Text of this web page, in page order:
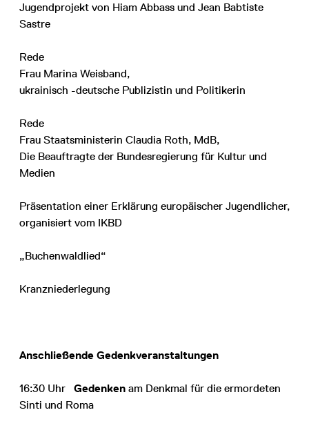
Jugendprojekt von Hiam Abbass und Jean Babtiste
Sastre
Rede
Frau Marina Weisband,
ukrainisch -deutsche Publizistin und Politikerin
Rede
Frau Staatsministerin Claudia Roth, MdB,
Die Beauftragte der Bundesregierung für Kultur und
Medien
Präsentation einer Erklärung europäischer Jugendlicher,
organisiert vom IKBD
„Buchenwaldlied“
Kranzniederlegung
Anschließende Gedenkveranstaltungen
16:30 Uhr Gedenken am Denkmal für die ermordeten
Sinti und Roma